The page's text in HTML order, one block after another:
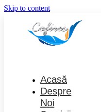
Skip to content
Acasă
Despre
Noi